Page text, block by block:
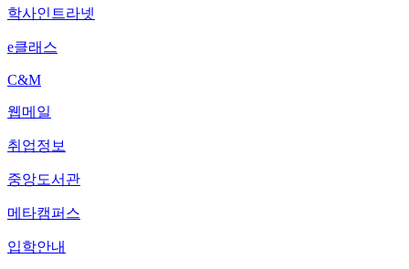
학사인트라넷
e클래스
C&M
웹메일
취업정보
중앙도서관
메타캠퍼스
입학안내